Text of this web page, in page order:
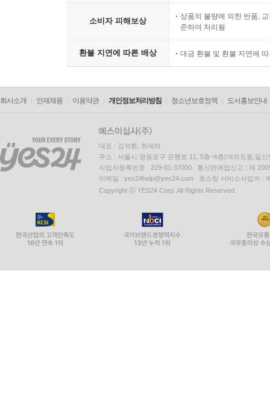
소비자 피해보상
상품의 불량에 의한 반품,
준하여 처리됨
환불 지연에 따른 배상 대금 환불 및 환불 지연에
회사소개 인재채용 이용약관 개인정보처리방침 청소년보호정책 도서홍보안내
대표 : 김석환, 최세라
주소 : 서울시 영등포구 은행로 11, 5층~6층(여의도동,일신
사업자등록번호 : 229-81-37000 통신판매업신고 : 제
이메일 : yes24help@yes24.com 호스팅 서비스사업자 :
Copyright ⓒ YES24 Corp. All Rights Reserved.